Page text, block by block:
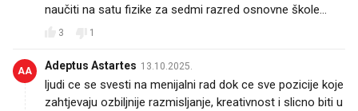
naučiti na satu fizike za sedmi razred osnovne škole…
3 1
AA Adeptus Astartes 13.10.2025.
ljudi ce se svesti na menijalni rad dok ce sve pozicije koje
zahtjevaju ozbiljnije razmisljanje, kreativnost i slicno biti u